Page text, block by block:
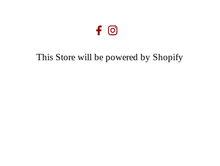
This Store will be powered by Shopify